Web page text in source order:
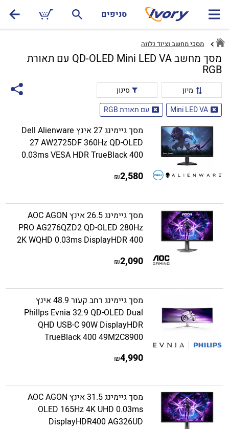
סניפים
מסכי מחשב וציוד נלווה
מסך מחשב QD-OLED Mini LED VA עם תאורת
RGB
מיון
סינון
Mini LED VA
עם תאורת RGB
מסך גיימינג 27 אינץ Dell Alienware
27 AW2725DF 360Hz QD-OLED
0.03ms VESA HDR TrueBlack 400
2,580
₪
מסך גיימינג 26.5 אינץ AOC AGON
PRO AG276QZD2 QD-OLED 280Hz
2K WQHD 0.03ms DisplayHDR 400
2,090
₪
מסך גיימינג רחב קעור 48.9 אינץ
PhilIps Evnia 32:9 QD-OLED Dual
QHD USB-C 90W DisplayHDR
TrueBlack 400 49M2C8900
4,990
₪
מסך גיימינג 31.5 אינץ AOC AGON
OLED 165Hz 4K UHD 0.03ms
DisplayHDR400 AG326UD